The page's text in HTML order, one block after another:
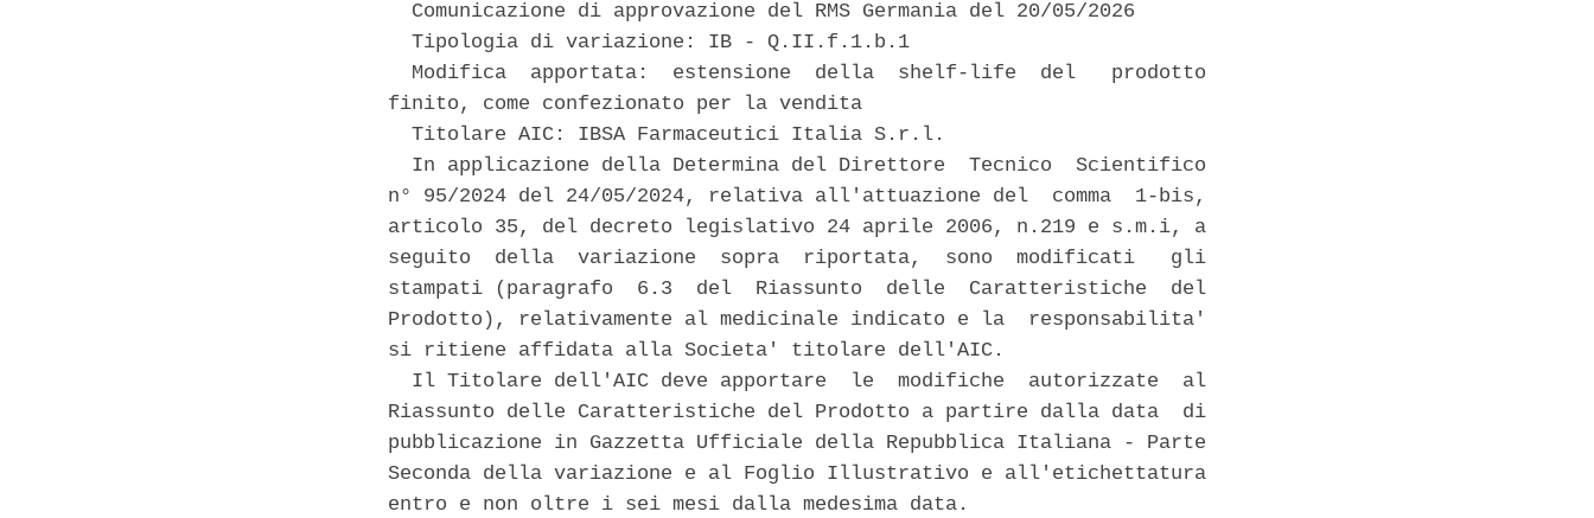
  Comunicazione di approvazione del RMS Germania del 20/05/2026
  Tipologia di variazione: IB - Q.II.f.1.b.1
  Modifica  apportata:  estensione  della  shelf-life  del   prodotto
finito, come confezionato per la vendita
  Titolare AIC: IBSA Farmaceutici Italia S.r.l.
  In applicazione della Determina del Direttore  Tecnico  Scientifico
n° 95/2024 del 24/05/2024, relativa all'attuazione del  comma  1-bis,
articolo 35, del decreto legislativo 24 aprile 2006, n.219 e s.m.i, a
seguito  della  variazione  sopra  riportata,  sono  modificati   gli
stampati (paragrafo  6.3  del  Riassunto  delle  Caratteristiche  del
Prodotto), relativamente al medicinale indicato e la  responsabilita'
si ritiene affidata alla Societa' titolare dell'AIC.
  Il Titolare dell'AIC deve apportare  le  modifiche  autorizzate  al
Riassunto delle Caratteristiche del Prodotto a partire dalla data  di
pubblicazione in Gazzetta Ufficiale della Repubblica Italiana - Parte
Seconda della variazione e al Foglio Illustrativo e all'etichettatura
entro e non oltre i sei mesi dalla medesima data.